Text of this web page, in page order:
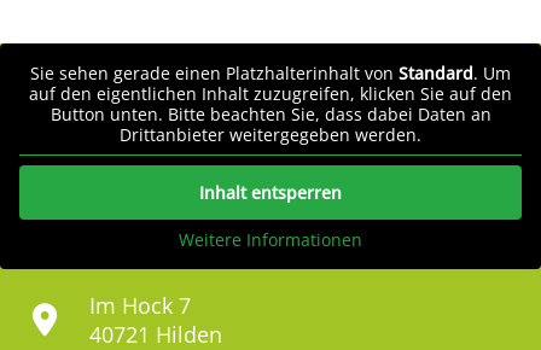
Sie sehen gerade einen Platzhalterinhalt von Standard. Um
auf den eigentlichen Inhalt zuzugreifen, klicken Sie auf den
Button unten. Bitte beachten Sie, dass dabei Daten an
Drittanbieter weitergegeben werden.
Inhalt entsperren
Weitere Informationen
Im Hock 7
40721 Hilden